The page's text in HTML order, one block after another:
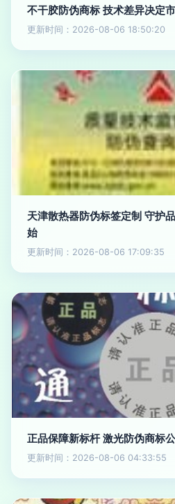
不干胶防伪商标 技术差异决定
更新时间：2026-08-06 18:50:20
天津散热器防伪标签定制 守护
始
更新时间：2026-08-06 17:09:35
正品保障新标杆 激光防伪商标
更新时间：2026-08-06 04:33:55